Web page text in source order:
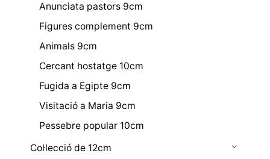
Anunciata pastors 9cm
Figures complement 9cm
Animals 9cm
Cercant hostatge 10cm
Fugida a Egipte 9cm
Visitació a Maria 9cm
Pessebre popular 10cm
Col·lecció de 12cm